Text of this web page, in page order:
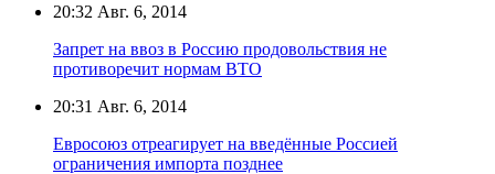
20:32 Авг. 6, 2014
Запрет на ввоз в Россию продовольствия не
противоречит нормам ВТО
20:31 Авг. 6, 2014
Евросоюз отреагирует на введённые Россией
ограничения импорта позднее